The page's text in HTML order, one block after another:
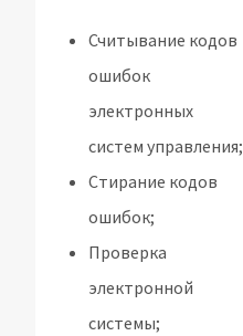
Считывание кодов
ошибок
электронных
систем управления;
Стирание кодов
ошибок;
Проверка
электронной
системы;